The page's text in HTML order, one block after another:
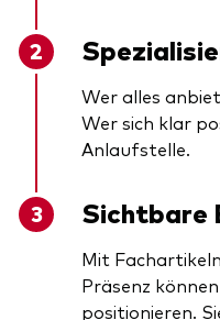
Wer alles
Wer sich klar
Anlaufstelle.
Sichtbare
Mit
Präsenz
positionieren.